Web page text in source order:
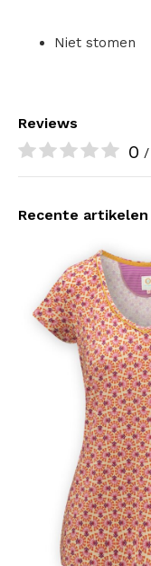
Niet stomen
Reviews
0 /
Recente artikelen